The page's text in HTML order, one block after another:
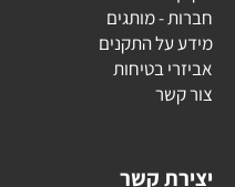
חברות - מותגים
מידע על התקנים
אביזרי בטיחות
צור קשר
יצירת קשר